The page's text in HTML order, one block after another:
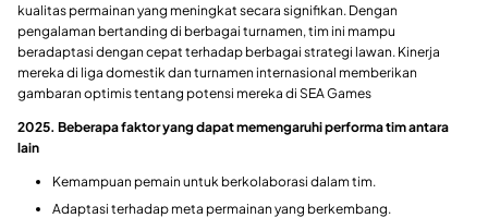
kualitas permainan yang meningkat secara signifikan. Dengan
pengalaman bertanding di berbagai turnamen, tim ini mampu
beradaptasi dengan cepat terhadap berbagai strategi lawan. Kinerja
mereka di liga domestik dan turnamen internasional memberikan
gambaran optimis tentang potensi mereka di SEA Games
2025. Beberapa faktor yang dapat memengaruhi performa tim antara
lain
Kemampuan pemain untuk berkolaborasi dalam tim.
Adaptasi terhadap meta permainan yang berkembang.